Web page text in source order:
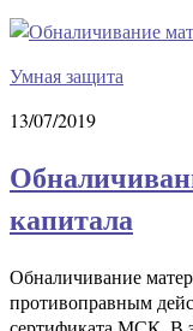
Умная защита
13/07/2019
капитала
Обналичивание
противоправным